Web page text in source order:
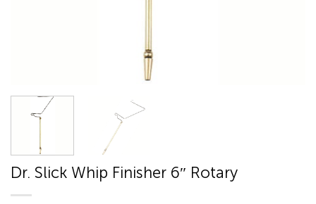
Dr. Slick Whip Finisher 6″ Rotary